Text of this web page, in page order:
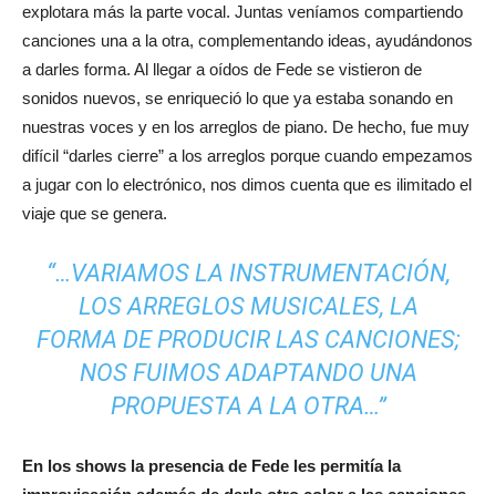
explotara más la parte vocal. Juntas veníamos compartiendo
canciones una a la otra, complementando ideas, ayudándonos
a darles forma. Al llegar a oídos de Fede se vistieron de
sonidos nuevos, se enriqueció lo que ya estaba sonando en
nuestras voces y en los arreglos de piano. De hecho, fue muy
difícil “darles cierre” a los arreglos porque cuando empezamos
a jugar con lo electrónico, nos dimos cuenta que es ilimitado el
viaje que se genera.
“…VARIAMOS LA INSTRUMENTACIÓN,
LOS ARREGLOS MUSICALES, LA
FORMA DE PRODUCIR LAS CANCIONES;
NOS FUIMOS ADAPTANDO UNA
PROPUESTA A LA OTRA…”
En los shows la presencia de Fede les permitía la